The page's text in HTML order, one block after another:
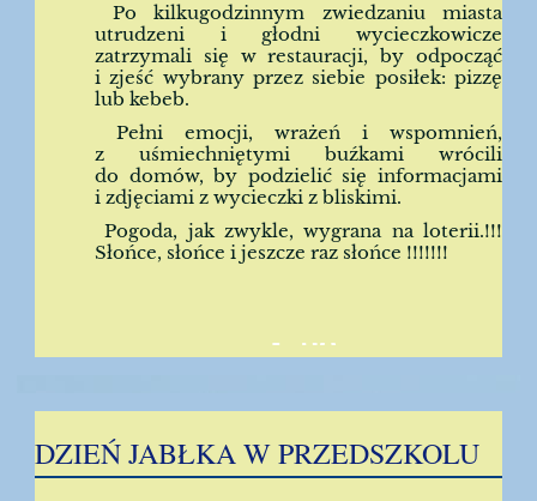
Po kilkugodzinnym zwiedzaniu miasta
utrudzeni i głodni wycieczkowicze
zatrzymali się w restauracji, by odpocząć
i zjeść wybrany przez siebie posiłek: pizzę
lub kebeb.
Pełni emocji, wrażeń i wspomnień,
z uśmiechniętymi buźkami wrócili
do domów, by podzielić się informacjami
i zdjęciami z wycieczki z bliskimi.
Pogoda, jak zwykle, wygrana na loterii.!!!
Słońce, słońce i jeszcze raz słońce !!!!!!!
29
DZIEŃ JABŁKA W PRZEDSZKOLU